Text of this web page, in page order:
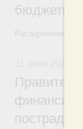
Распоряжение